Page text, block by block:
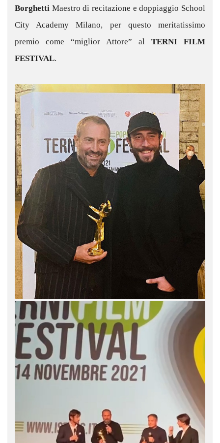
Borghetti Maestro di recitazione e doppiaggio School
City Academy Milano, per questo meritatissimo
premio come “miglior Attore” al TERNI FILM
FESTIVAL.